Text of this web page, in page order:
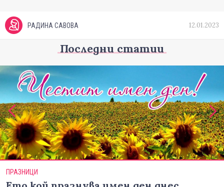
РАДИНА САВОВА 12.01.2023
Последни статии
ПРАЗНИЦИ